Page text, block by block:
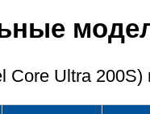
Ultra 200S)